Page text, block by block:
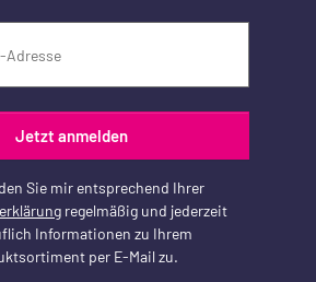
Jetzt anmelden
Sie mir entsprechend Ihrer
regelmäßig und jederzeit
Informationen zu Ihrem
per E-Mail zu.